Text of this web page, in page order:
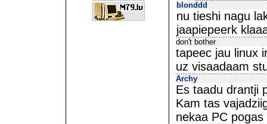
blonddd
nu tieshi nagu
jaapiepeerk
don't bother
tapeec jau linux
uz visaadaam
Archy
Es taadu drantji
Kam tas
nekaa PC